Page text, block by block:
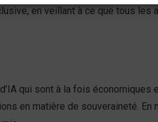
en veillant à ce que tous
qui sont à la fois économiques
en matière de souveraineté. En